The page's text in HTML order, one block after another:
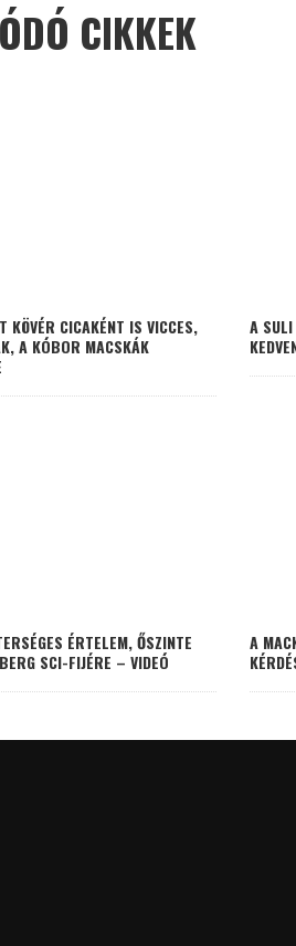
CIKKEK
KÖVÉR CICAKÉNT IS VICCES,
A KÓBOR MACSKÁK
A SULI
ÉRTELEM, ŐSZINTE
SCI-FIJÉRE – VIDEÓ
A